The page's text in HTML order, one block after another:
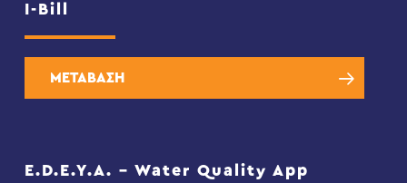
I-Bill
ΜΕΤΑΒΑΣΗ
E.D.E.Y.A. – Water Quality App